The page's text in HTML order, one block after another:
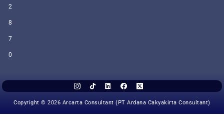
2
8
7
0
Copyright © 2026 Arcarta Consultant (PT Ardana Cakyakirta Consultant)